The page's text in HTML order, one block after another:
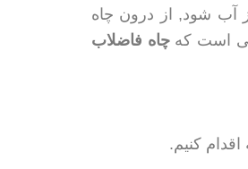
آب شود, از درون چاه
است کهچاه فاضلاب
کنیم.